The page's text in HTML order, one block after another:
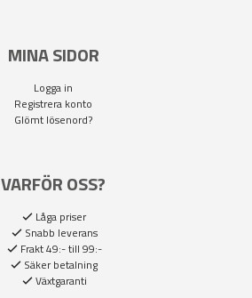
MINA SIDOR
Logga in
Registrera konto
Glömt lösenord?
VARFÖR OSS?
Låga priser
Snabb leverans
Frakt 49:- till 99:-
Säker betalning
Växtgaranti